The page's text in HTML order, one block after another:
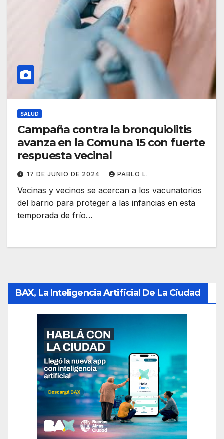
SALUD
Campaña contra la bronquiolitis
avanza en la Comuna 15 con fuerte
respuesta vecinal
17 DE JUNIO DE 2024 PABLO L.
Vecinas y vecinos se acercan a los vacunatorios
del barrio para proteger a las infancias en esta
temporada de frío…
BAX, La Inteligencia Artificial De La Ciudad